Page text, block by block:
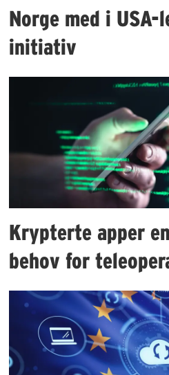
Norge med i USA-
initiativ
Krypterte apper
behov for